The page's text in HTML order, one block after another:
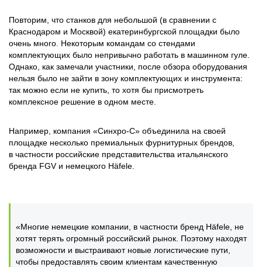
Повторим, что станков для небольшой (в сравнении с
Краснодаром и Москвой) екатеринбургской площадки было
очень много. Некоторым командам со стендами
комплектующих было непривычно работать в машинном гуле.
Однако, как замечали участники, после обзора оборудования
нельзя было не зайти в зону комплектующих и инструмента:
так можно если не купить, то хотя бы присмотреть
комплексное решение в одном месте.
Например, компания «Синхро-С» объединила на своей
площадке несколько премиальных фурнитурных брендов,
в частности российские представительства итальянского
бренда FGV и немецкого Häfele.
«Многие немецкие компании, в частности бренд Häfele, не
хотят терять огромный российский рынок. Поэтому находят
возможности и выстраивают новые логистические пути,
чтобы предоставлять своим клиентам качественную